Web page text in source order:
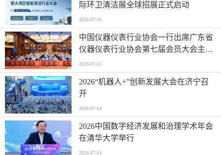
“2026全球数字经济大会数字流通论坛
暨物流数据与人工智能高层论坛”圆满
成功举办
场景驱动价值变革 产教赋能智造升级 |
2026全球数字经济大会AI+制造场景落
地国际论坛成功举办
第十五届中外会展投资合作洽谈会在京
隆重启幕，释放全年发展关键信号！
智净未来・绿动全球2027第二届澳门国
际环卫清洁展全球招展正式启动